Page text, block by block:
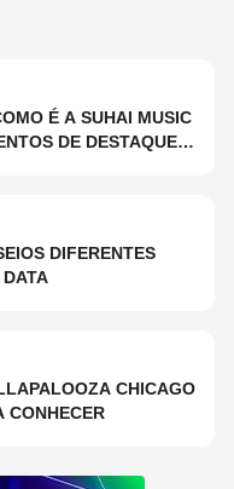
É A SUHAI MUSIC
DE DESTAQUE
DIFERENTES
CHICAGO
CONHECER